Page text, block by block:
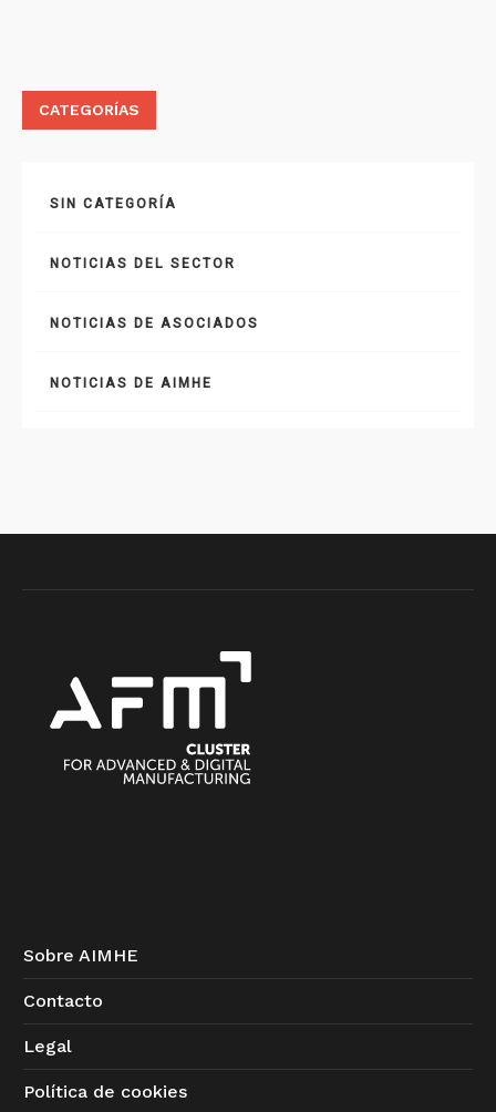
CATEGORÍAS
SIN CATEGORÍA
NOTICIAS DEL SECTOR
NOTICIAS DE ASOCIADOS
NOTICIAS DE AIMHE
Sobre AIMHE
Contacto
Legal
Política de cookies